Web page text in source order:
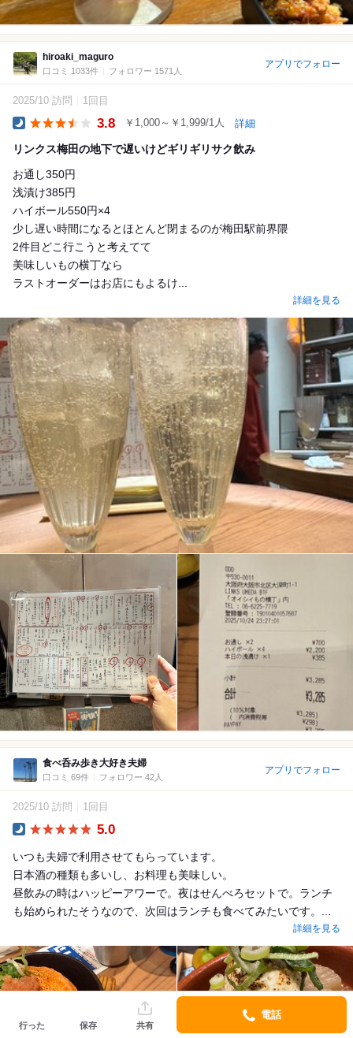
hiroaki_maguro
口コミ 1033件 フォロワー 1571人
アプリでフォロー
2025/10 訪問 1回目
3.8 ￥1,000～￥1,999/1人 詳細
リンクス梅田の地下で遅いけどギリギリサク飲み
お通し350円
浅漬け385円
ハイボール550円×4
少し遅い時間になるとほとんど閉まるのが梅田駅前界隈
2件目どこ行こうと考えてて
美味しいもの横丁なら
ラストオーダーはお店にもよるけ...
詳細を見る
食べ呑み歩き大好き夫婦
口コミ 69件 フォロワー 42人
アプリでフォロー
2025/10 訪問 1回目
5.0
いつも夫婦で利用させてもらっています。
日本酒の種類も多いし、お料理も美味しい。
昼飲みの時はハッピーアワーで。夜はせんべろセットで。ランチ
も始められたそうなので、次回はランチも食べてみたいです。...
詳細を見る
行った 保存 共有
電話